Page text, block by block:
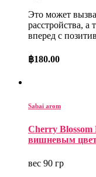
Это может
расстройства, а
вперед с
฿180.00
Sabai arom
Cherry Blossom
вишневым
вес 90 гр